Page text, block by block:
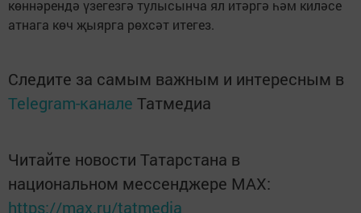
көннәрендә үзегезгә тулысынча ял итәргә һәм киләсе
атнага көч җыярга рөхсәт итегез.
Следите за самым важным и интересным в
Telegram-канале Татмедиа
Читайте новости Татарстана в
национальном мессенджере MАХ:
https://max.ru/tatmedia